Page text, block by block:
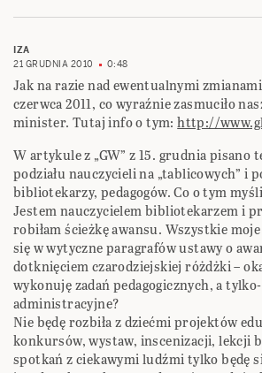
IZA
21 GRUDNIA 2010
0:48
Jak na razie nad ewentualnymi
czerwca 2011, co wyraźnie zasmuciło
minister. Tutaj info o tym:http://
W artykule z „GW” z 15. grudnia pisano
podziału nauczycieli na „tablicowych” i
bibliotekarzy, pedagogów. Co o tym
Jestem nauczycielem bibliotekarzem i
robiłam ścieżkę awansu. Wszystkie moje
się w wytyczne paragrafów ustawy o
dotknięciem czarodziejskiej różdżki –
wykonuję zadań pedagogicznych, a
administracyjne?
Nie będę rozbiła z dziećmi projektów
konkursów, wystaw, inscenizacji, lekcji
spotkań z ciekawymi ludźmi tylko będę